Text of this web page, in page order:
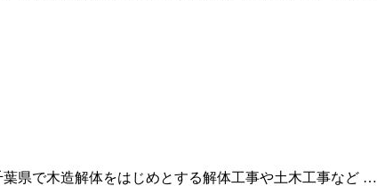
県で木造解体をはじめとする解体工事や土木工事など …